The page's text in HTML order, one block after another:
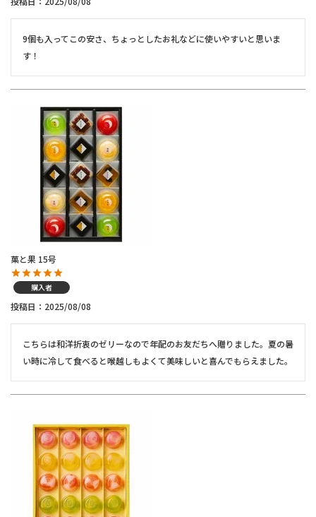
9個も入ってこの安さ、ちょっとしたお礼などに使いやすいと思いま
す！
菓と果 15号
購入者
投稿日 2025/08/08
こちらは和洋折衷のゼリーなので年配のお友だちへ贈りました。夏の暑
い時に冷して食べると喉越しもよくて美味しいと喜んでもらえました。